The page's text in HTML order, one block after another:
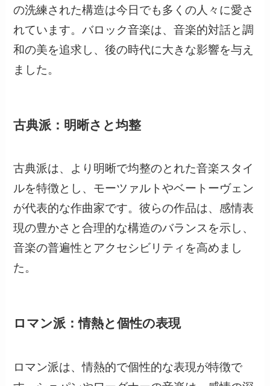
の洗練された構造は今日でも多くの人々に愛さ
れています。バロック音楽は、音楽的対話と調
和の美を追求し、後の時代に大きな影響を与え
ました。
古典派：明晰さと均整
古典派は、より明晰で均整のとれた音楽スタイ
ルを特徴とし、モーツァルトやベートーヴェン
が代表的な作曲家です。彼らの作品は、感情表
現の豊かさと合理的な構造のバランスを示し、
音楽の普遍性とアクセシビリティを高めまし
た。
ロマン派：情熱と個性の表現
ロマン派は、情熱的で個性的な表現が特徴で